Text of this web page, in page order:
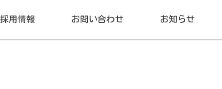
採用情報 お問い合わせ お知らせ